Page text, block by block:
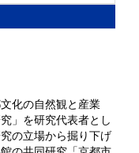
化の自然観と産業
」を研究代表者とし
の立場から掘り下げ